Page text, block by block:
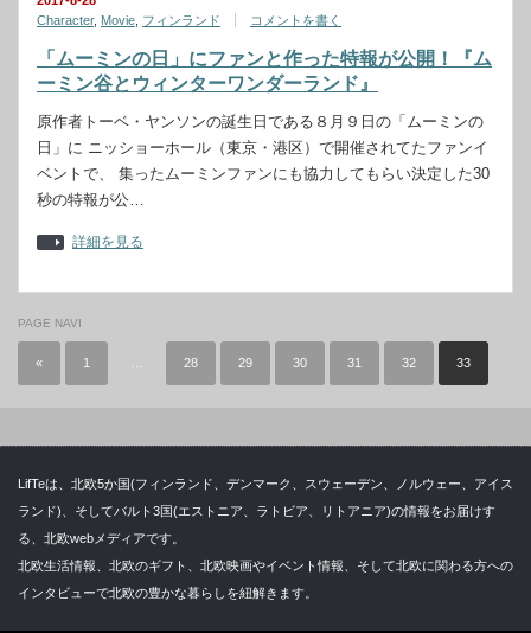
Character, Movie フィンランド コメントを書く
「ムーミンの日」にファンと作った特報が公開！『ム
ーミン谷とウィンターワンダーランド』
原作者トーベ・ヤンソンの誕生日である８月９日の「ムーミンの
日」に ニッショーホール（東京・港区）で開催されてたファンイ
ベントで、 集ったムーミンファンにも協力してもらい決定した30
秒の特報が公…
詳細を見る
PAGE NAVI
« 1 28 29 30 31 32 33
LifTeは、北欧5か国(フィンランド、デンマーク、スウェーデン、ノルウェー、アイス
ランド)、そしてバルト3国(エストニア、ラトビア、リトアニア)の情報をお届けす
る、北欧webメディアです。
北欧生活情報、北欧のギフト、北欧映画やイベント情報、そして北欧に関わる方への
インタビューで北欧の豊かな暮らしを紐解きます。